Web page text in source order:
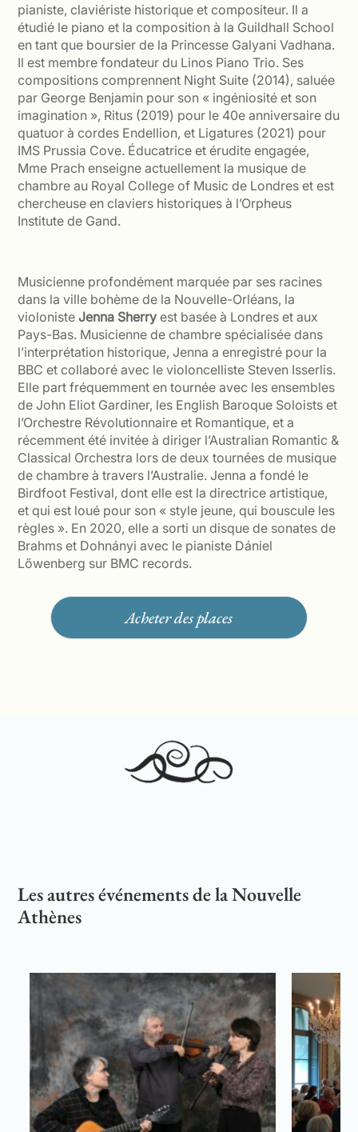
pianiste, claviériste historique et compositeur. Il a
étudié le piano et la composition à la Guildhall School
en tant que boursier de la Princesse Galyani Vadhana.
Il est membre fondateur du Linos Piano Trio. Ses
compositions comprennent Night Suite (2014), saluée
par George Benjamin pour son « ingéniosité et son
imagination », Ritus (2019) pour le 40e anniversaire du
quatuor à cordes Endellion, et Ligatures (2021) pour
IMS Prussia Cove. Éducatrice et érudite engagée,
Mme Prach enseigne actuellement la musique de
chambre au Royal College of Music de Londres et est
chercheuse en claviers historiques à l’Orpheus
Institute de Gand.
Musicienne profondément marquée par ses racines
dans la ville bohème de la Nouvelle-Orléans, la
violonisteJenna Sherry est basée à Londres et aux
Pays-Bas. Musicienne de chambre spécialisée dans
l’interprétation historique, Jenna a enregistré pour la
BBC et collaboré avec le violoncelliste Steven Isserlis.
Elle part fréquemment en tournée avec les ensembles
de John Eliot Gardiner, les English Baroque Soloists et
l’Orchestre Révolutionnaire et Romantique, et a
récemment été invitée à diriger l’Australian Romantic &
Classical Orchestra lors de deux tournées de musique
de chambre à travers l’Australie. Jenna a fondé le
Birdfoot Festival, dont elle est la directrice artistique,
et qui est loué pour son « style jeune, qui bouscule les
règles ». En 2020, elle a sorti un disque de sonates de
Brahms et Dohnányi avec le pianiste Dániel
Lőwenberg sur BMC records.
Acheter des places
Les autres événements de la Nouvelle
Athènes